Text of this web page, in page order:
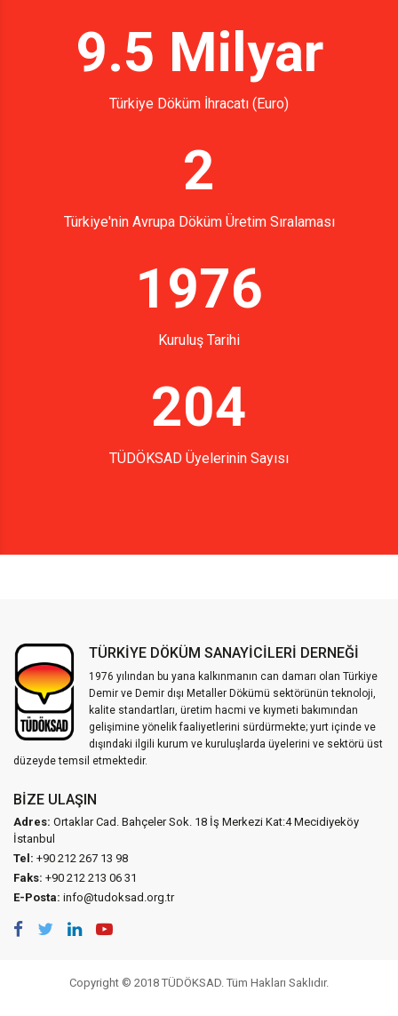
9.5 Milyar
Türkiye Döküm İhracatı (Euro)
2
Türkiye'nin Avrupa Döküm Üretim Sıralaması
1976
Kuruluş Tarihi
204
TÜDÖKSAD Üyelerinin Sayısı
TÜRKİYE DÖKÜM SANAYİCİLERİ DERNEĞİ
1976 yılından bu yana kalkınmanın can damarı olan Türkiye
Demir ve Demir dışı Metaller Dökümü sektörünün teknoloji,
kalite standartları, üretim hacmi ve kıymeti bakımından
gelişimine yönelik faaliyetlerini sürdürmekte; yurt içinde ve
dışındaki ilgili kurum ve kuruluşlarda üyelerini ve sektörü üst
düzeyde temsil etmektedir.
BIZE ULAŞIN
Adres: Ortaklar Cad. Bahçeler Sok. 18 İş Merkezi Kat:4 Mecidiyeköy
İstanbul
Tel: +90 212 267 13 98
Faks: +90 212 213 06 31
E-Posta: info@tudoksad.org.tr
Copyright © 2018 TÜDÖKSAD. Tüm Hakları Saklıdır.